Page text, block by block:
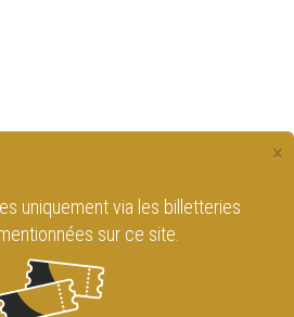
×
uniquement via les billetteries
sur ce site.